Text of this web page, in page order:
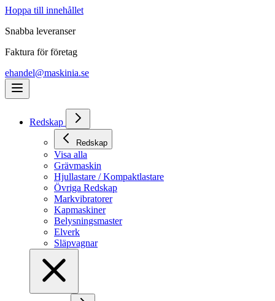
Hoppa till innehållet
Snabba leveranser
Faktura för företag
ehandel@maskinia.se
Redskap
Redskap
Visa alla
Grävmaskin
Hjullastare / Kompaktlastare
Övriga Redskap
Markvibratorer
Kapmaskiner
Belysningsmaster
Elverk
Släpvagnar